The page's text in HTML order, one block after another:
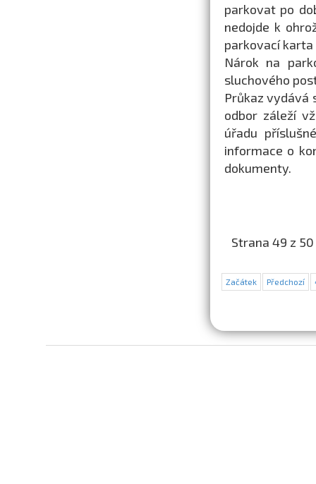
parkovat po
nedojde k
parkovací karta
Nárok na
sluchového
Průkaz vydává
odbor záleží
úřadu
informace o
dokumenty.
Strana 49 z 50
Začátek Předchozí